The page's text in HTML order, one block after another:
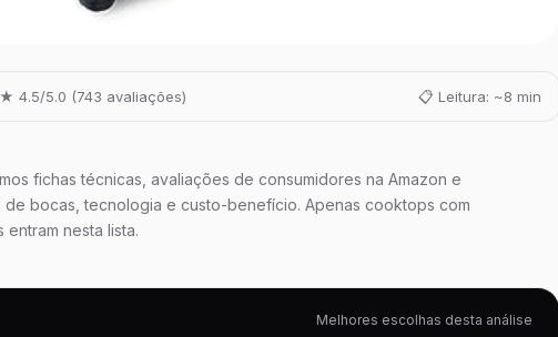
★ 4.5/5.0 (743 avaliações) 📋 Leitura: ~8 min
fichas técnicas, avaliações de consumidores na Amazon e
de bocas, tecnologia e custo-benefício. Apenas cooktops com
nesta lista.
Melhores escolhas desta análise